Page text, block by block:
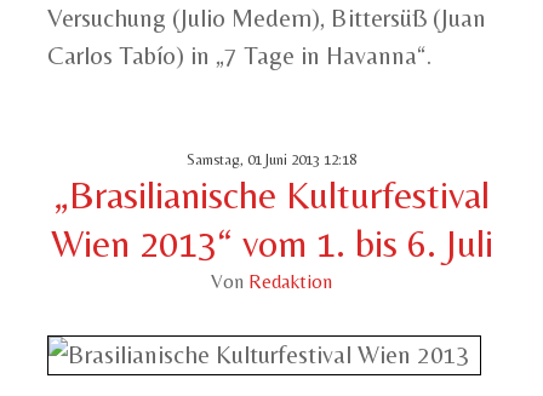
Versuchung (Julio Medem), Bittersüß (Juan
Carlos Tabío) in „7 Tage in Havanna“.
Samstag, 01 Juni 2013 12:18
„Brasilianische Kulturfestival
Wien 2013“ vom 1. bis 6. Juli
Von Redaktion